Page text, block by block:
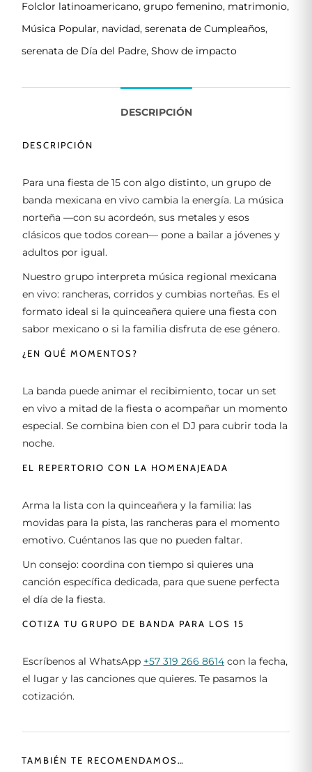
Folclor latinoamericano, grupo femenino, matrimonio,
Música Popular, navidad, serenata de Cumpleaños,
serenata de Día del Padre, Show de impacto
DESCRIPCIÓN
DESCRIPCIÓN
Para una fiesta de 15 con algo distinto, un grupo de
banda mexicana en vivo cambia la energía. La música
norteña —con su acordeón, sus metales y esos
clásicos que todos corean— pone a bailar a jóvenes y
adultos por igual.
Nuestro grupo interpreta música regional mexicana
en vivo: rancheras, corridos y cumbias norteñas. Es el
formato ideal si la quinceañera quiere una fiesta con
sabor mexicano o si la familia disfruta de ese género.
¿EN QUÉ MOMENTOS?
La banda puede animar el recibimiento, tocar un set
en vivo a mitad de la fiesta o acompañar un momento
especial. Se combina bien con el DJ para cubrir toda la
noche.
EL REPERTORIO CON LA HOMENAJEADA
Arma la lista con la quinceañera y la familia: las
movidas para la pista, las rancheras para el momento
emotivo. Cuéntanos las que no pueden faltar.
Un consejo: coordina con tiempo si quieres una
canción específica dedicada, para que suene perfecta
el día de la fiesta.
COTIZA TU GRUPO DE BANDA PARA LOS 15
Escríbenos al WhatsApp +57 319 266 8614 con la fecha,
el lugar y las canciones que quieres. Te pasamos la
cotización.
TAMBIÉN TE RECOMENDAMOS…